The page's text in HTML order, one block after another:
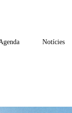
Notícies